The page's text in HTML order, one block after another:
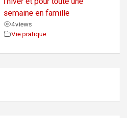
semaine en famille
4views
Vie pratique